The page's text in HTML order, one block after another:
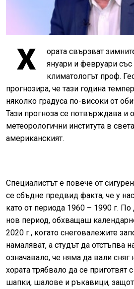
Х
ората свързват
януари и февруари
климатологът проф.
прогнозира, че тази година
няколко градуса по-високи от
Тази прогноза се потвърждава и
метеорологични института в
американският.
Специалистът е повече от
се сбъдне предвид факта, че у
като от периода 1960 – 1990 г.
нов период, обхващаш
2020 г., когато снеговалежите
намаляват, а студът да отстъпва
означавало, че няма да вали сняг
хората трябвало да се приготвят
шапки, шалове и ръкавици,